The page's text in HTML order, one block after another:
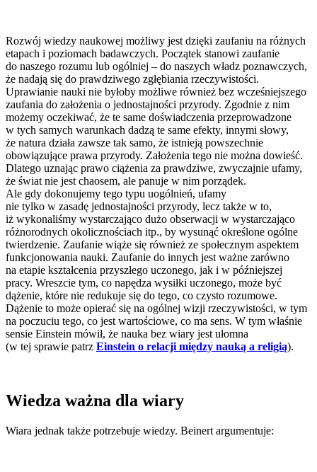
Rozwój wiedzy naukowej możliwy jest dzięki zaufaniu na różnych
etapach i poziomach badawczych. Początek stanowi zaufanie
do naszego rozumu lub ogólniej – do naszych władz poznawczych,
że nadają się do prawdziwego zgłębiania rzeczywistości.
Uprawianie nauki nie byłoby możliwe również bez wcześniejszego
zaufania do założenia o jednostajności przyrody. Zgodnie z nim
możemy oczekiwać, że te same doświadczenia przeprowadzone
w tych samych warunkach dadzą te same efekty, innymi słowy,
że natura działa zawsze tak samo, że istnieją powszechnie
obowiązujące prawa przyrody. Założenia tego nie można dowieść.
Dlatego uznając prawo ciążenia za prawdziwe, zwyczajnie ufamy,
że świat nie jest chaosem, ale panuje w nim porządek.
Ale gdy dokonujemy tego typu uogólnień, ufamy
nie tylko w zasadę jednostajności przyrody, lecz także w to,
iż wykonaliśmy wystarczająco dużo obserwacji w wystarczająco
różnorodnych okolicznościach itp., by wysunąć określone ogólne
twierdzenie. Zaufanie wiąże się również ze społecznym aspektem
funkcjonowania nauki. Zaufanie do innych jest ważne zarówno
na etapie kształcenia przyszłego uczonego, jak i w późniejszej
pracy. Wreszcie tym, co napędza wysiłki uczonego, może być
dążenie, które nie redukuje się do tego, co czysto rozumowe.
Dążenie to może opierać się na ogólnej wizji rzeczywistości, w tym
na poczuciu tego, co jest wartościowe, co ma sens. W tym właśnie
sensie Einstein mówił, że nauka bez wiary jest ułomna
(w tej sprawie patrz Einstein o relacji między nauką a religią).
Wiedza ważna dla wiary
Wiara jednak także potrzebuje wiedzy. Beinert argumentuje: